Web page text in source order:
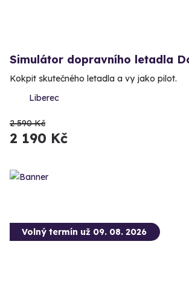
Simulátor dopravního letadla
Kokpit skutečného letadla a vy jako pilot.
Liberec
2 590 Kč
2 190 Kč
Volný termín už 09. 08. 2026